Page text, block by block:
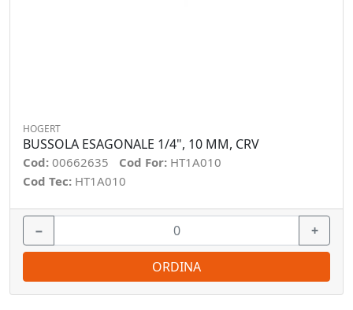
HOGERT
BUSSOLA ESAGONALE 1/4", 10 MM, CRV
Cod: 00662635 Cod For: HT1A010
Cod Tec: HT1A010
− +
ORDINA